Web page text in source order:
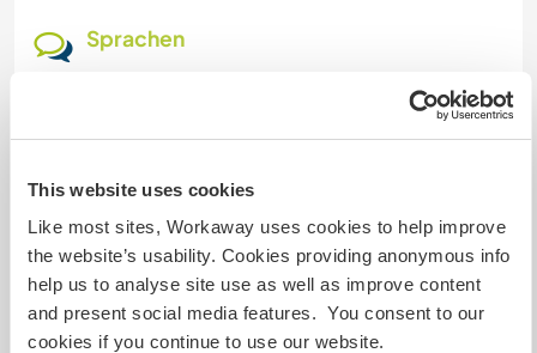
This website uses cookies
Like most sites, Workaway uses cookies to help improve
the website’s usability. Cookies providing anonymous info
help us to analyse site use as well as improve content
and present social media features. You consent to our
cookies if you continue to use our website.
Sprachen
Englisch: Grundkenntnisse
Dieser Gastgeber bietet Sprachaustausch an
Dieser Gastgeber gibt an, dass er dir gern seine
Muttersprache beibringt oder selbst eine
Sprache lernen möchte.
Bitte wende dich direkt an ihn, um weitere
Auskünfte zu erhalten.